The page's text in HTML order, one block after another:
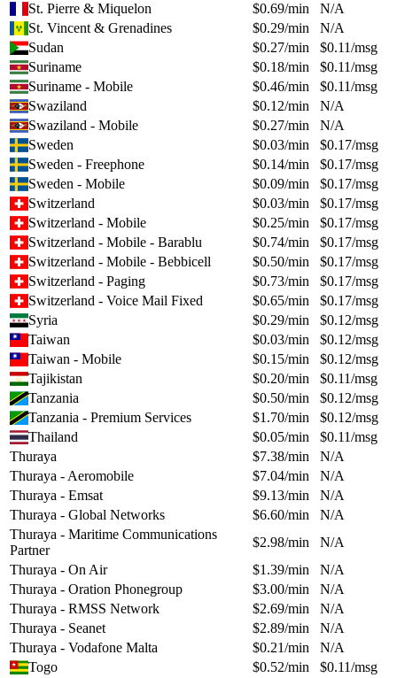
St. Pierre & Miquelon
$0.69/min
N/A
St. Vincent & Grenadines
$0.29/min
N/A
Sudan
$0.27/min $0.11/msg
Suriname
$0.18/min $0.11/msg
Suriname - Mobile
$0.46/min $0.11/msg
Swaziland
$0.12/min
N/A
Swaziland - Mobile
$0.27/min
N/A
Sweden
$0.03/min $0.17/msg
Sweden - Freephone
$0.14/min $0.17/msg
Sweden - Mobile
$0.09/min $0.17/msg
Switzerland
$0.03/min $0.17/msg
Switzerland - Mobile
$0.25/min $0.17/msg
Switzerland - Mobile - Barablu
$0.74/min $0.17/msg
Switzerland - Mobile - Bebbicell
$0.50/min $0.17/msg
Switzerland - Paging
$0.73/min $0.17/msg
Switzerland - Voice Mail Fixed
$0.65/min $0.17/msg
Syria
$0.29/min $0.12/msg
Taiwan
$0.03/min $0.12/msg
Taiwan - Mobile
$0.15/min $0.12/msg
Tajikistan
$0.20/min $0.11/msg
Tanzania
$0.50/min $0.12/msg
Tanzania - Premium Services
$1.70/min $0.12/msg
Thailand
$0.05/min $0.11/msg
Thuraya
$7.38/min
N/A
Thuraya - Aeromobile
$7.04/min
N/A
Thuraya - Emsat
$9.13/min
N/A
Thuraya - Global Networks
$6.60/min
N/A
Thuraya - Maritime Communications
Partner
$2.98/min
N/A
Thuraya - On Air
$1.39/min
N/A
Thuraya - Oration Phonegroup
$3.00/min
N/A
Thuraya - RMSS Network
$2.69/min
N/A
Thuraya - Seanet
$2.89/min
N/A
Thuraya - Vodafone Malta
$0.21/min
N/A
Togo
$0.52/min $0.11/msg